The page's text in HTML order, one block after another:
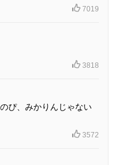
7019
3818
ぴ、みかりんじゃない
3572